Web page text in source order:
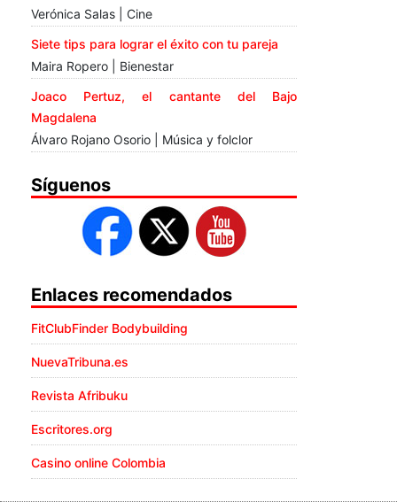
Verónica Salas | Cine
Siete tips para lograr el éxito con tu pareja
Maira Ropero | Bienestar
Joaco Pertuz, el cantante del Bajo
Magdalena
Álvaro Rojano Osorio | Música y folclor
Síguenos
Enlaces recomendados
FitClubFinder Bodybuilding
NuevaTribuna.es
Revista Afribuku
Escritores.org
Casino online Colombia